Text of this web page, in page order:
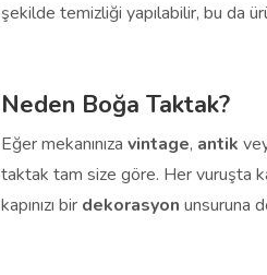
şekilde temizliği yapılabilir, bu da
Neden Boğa Taktak?
Eğer mekanınıza vintage, antik
taktak tam size göre. Her vuruşta
kapınızı bir dekorasyon unsuruna